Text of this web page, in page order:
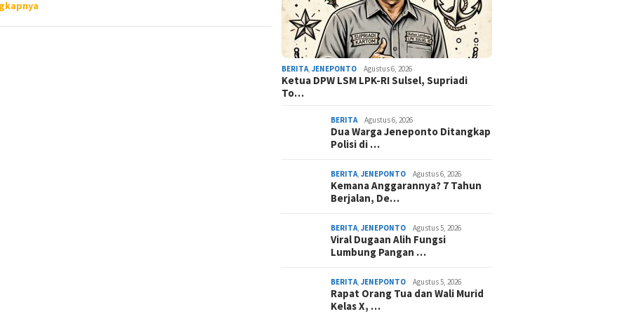
BERITA ,JENEPONTO Agustus 6, 2026
Ketua DPW LSM LPK-RI Sulsel, Supriadi
To…
BERITA Agustus 6, 2026
Dua Warga Jeneponto Ditangkap
Polisi di …
BERITA ,JENEPONTO Agustus 6, 2026
Kemana Anggarannya? 7 Tahun
Berjalan, De…
BERITA ,JENEPONTO Agustus 5, 2026
Viral Dugaan Alih Fungsi
Lumbung Pangan …
BERITA ,JENEPONTO Agustus 5, 2026
Rapat Orang Tua dan Wali Murid
Kelas X, …